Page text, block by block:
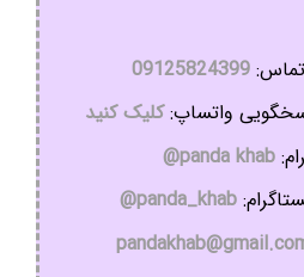
09125824399
واتساپ:کلیک کنید
panda khab@
panda_khab@